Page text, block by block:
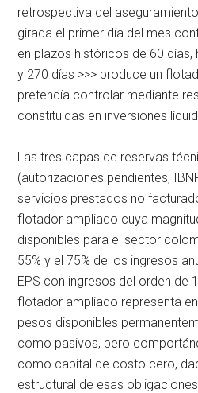
retrospectiva del
girada el primer día del mes
en plazos históricos de 60
y 270 días >>> produce un
pretendía controlar mediante
constituidas en inversiones
Las tres capas de reservas
(autorizaciones pendientes,
servicios prestados no
flotador ampliado cuya
disponibles para el sector
55% y el 75% de los ingresos
EPS con ingresos del orden de
flotador ampliado representa
pesos disponibles
como pasivos, pero
como capital de costo cero,
estructural de esas